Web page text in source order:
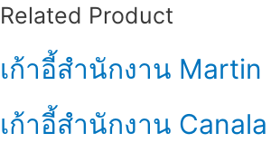
Related Product
เก้าอี้สำนักงาน Martin
เก้าอี้สำนักงาน Canala